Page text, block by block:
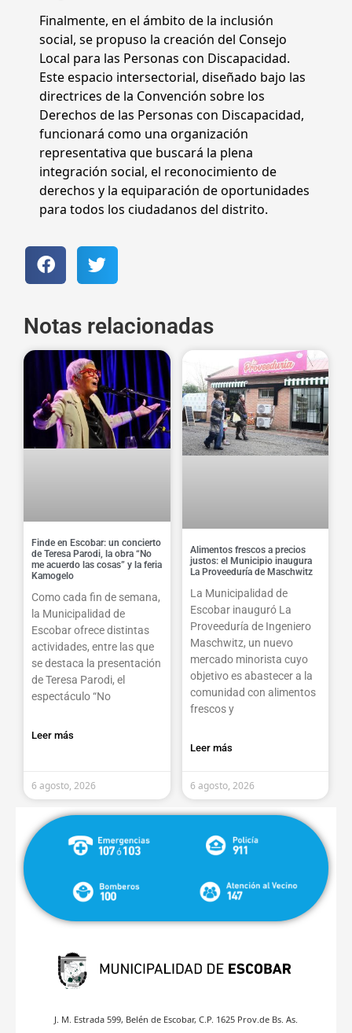
Finalmente, en el ámbito de la inclusión
social, se propuso la creación del Consejo
Local para las Personas con Discapacidad.
Este espacio intersectorial, diseñado bajo las
directrices de la Convención sobre los
Derechos de las Personas con Discapacidad,
funcionará como una organización
representativa que buscará la plena
integración social, el reconocimiento de
derechos y la equiparación de oportunidades
para todos los ciudadanos del distrito.
Notas relacionadas
Finde en Escobar: un concierto
de Teresa Parodi, la obra “No
me acuerdo las cosas” y la feria
Kamogelo
Como cada fin de semana,
la Municipalidad de
Escobar ofrece distintas
actividades, entre las que
se destaca la presentación
de Teresa Parodi, el
espectáculo “No
Leer más
6 agosto, 2026
Alimentos frescos a precios
justos: el Municipio inaugura
La Proveeduría de Maschwitz
La Municipalidad de
Escobar inauguró La
Proveeduría de Ingeniero
Maschwitz, un nuevo
mercado minorista cuyo
objetivo es abastecer a la
comunidad con alimentos
frescos y
Leer más
6 agosto, 2026
J. M. Estrada 599, Belén de Escobar, C.P. 1625 Prov.de Bs. As.